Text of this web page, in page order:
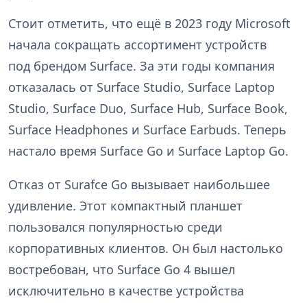
Стоит отметить, что ещё в 2023 году Microsoft
начала сокращать ассортимент устройств
под брендом Surface. За эти годы компания
отказалась от Surface Studio, Surface Laptop
Studio, Surface Duo, Surface Hub, Surface Book,
Surface Headphones и Surface Earbuds. Теперь
настало время Surface Go и Surface Laptop Go.
Отказ от Surafce Go вызывает наибольшее
удивление. Этот компактный планшет
пользовался популярностью среди
корпоративных клиентов. Он был настолько
востребован, что Surface Go 4 вышел
исключительно в качестве устройства